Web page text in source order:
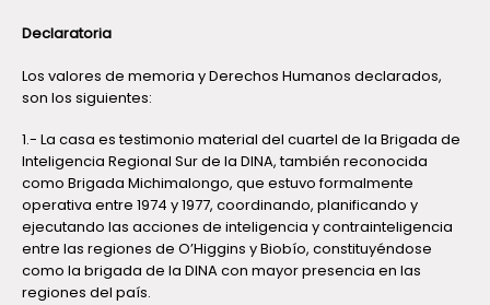
Declaratoria
Los valores de memoria y Derechos Humanos declarados,
son los siguientes:
1.- La casa es testimonio material del cuartel de la Brigada de
Inteligencia Regional Sur de la DINA, también reconocida
como Brigada Michimalongo, que estuvo formalmente
operativa entre 1974 y 1977, coordinando, planificando y
ejecutando las acciones de inteligencia y contrainteligencia
entre las regiones de O’Higgins y Biobío, constituyéndose
como la brigada de la DINA con mayor presencia en las
regiones del país.